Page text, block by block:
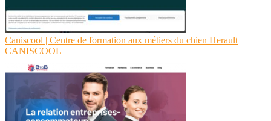
Caniscool | Centre de formation aux métiers du chien Herault
CANISCOOL